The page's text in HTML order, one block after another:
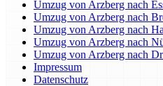
Umzug von Arzberg nach
Umzug von Arzberg nach
Umzug von Arzberg nach
Umzug von Arzberg nach
Umzug von Arzberg nach
Impressum
Datenschutz